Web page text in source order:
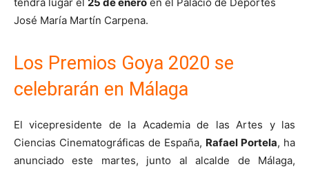
José María Martín Carpena.
Los Premios Goya 2020 se
celebrarán en Málaga
El vicepresidente de la Academia de las Artes y las
Ciencias Cinematográficas de España, Rafael Portela, ha
anunciado este martes, junto al alcalde de Málaga,